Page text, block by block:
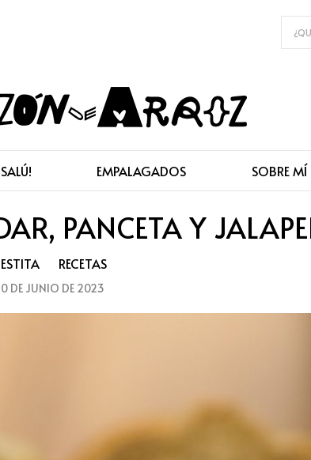
EMPALAGADOS SOBRE MÍ
PANCETA Y
RECETAS
DE JUNIO DE 2023